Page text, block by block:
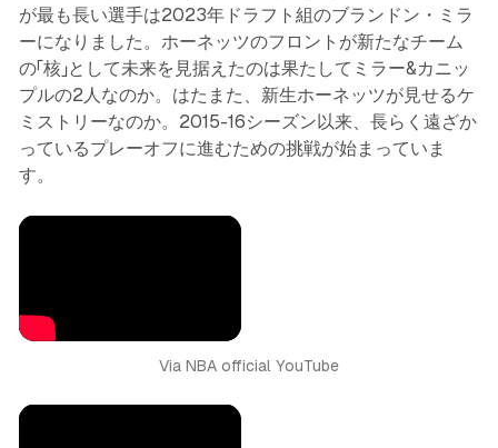
が最も長い選手は2023年ドラフト組のブランドン・ミラ
ーになりました。ホーネッツのフロントが新たなチーム
の「核」として未来を見据えたのは果たしてミラー&カニッ
プルの2人なのか。はたまた、新生ホーネッツが見せるケ
ミストリーなのか。2015-16シーズン以来、長らく遠ざか
っているプレーオフに進むための挑戦が始まっていま
す。
Via NBA official YouTube